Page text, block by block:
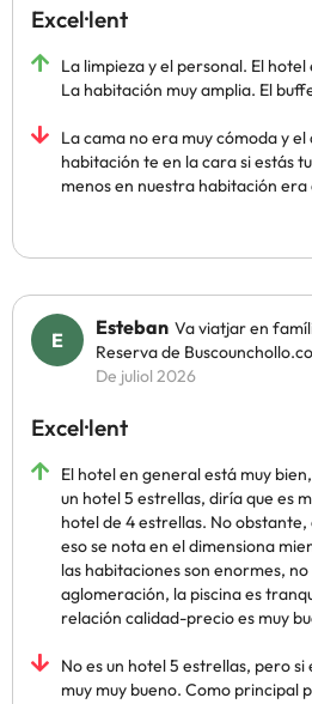
Excel·lent
La limpieza y el personal. El
La habitación muy amplia. El
La cama no era muy cómoda y
habitación te en la cara si estás
menos en nuestra habitación era
Esteban Va viatjar en
Reserva de
De juliol 2026
Excel·lent
El hotel en general está muy
un hotel 5 estrellas, diría que es
hotel de 4 estrellas. No obstante,
eso se nota en el dimensiona
las habitaciones son enormes,
aglomeración, la piscina es
relación calidad-precio es muy
No es un hotel 5 estrellas, pero
muy muy bueno. Como principal